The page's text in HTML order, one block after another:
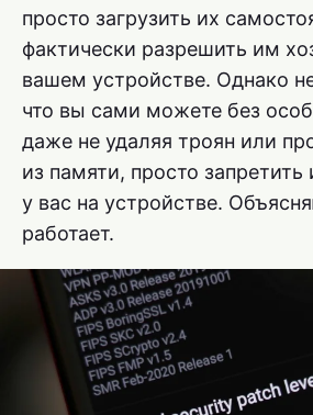
просто загрузить их
фактически разрешить им
вашем устройстве. Однако
что вы сами можете без
даже не удаляя троян или
из памяти, просто запретить
у вас на устройстве.
работает.